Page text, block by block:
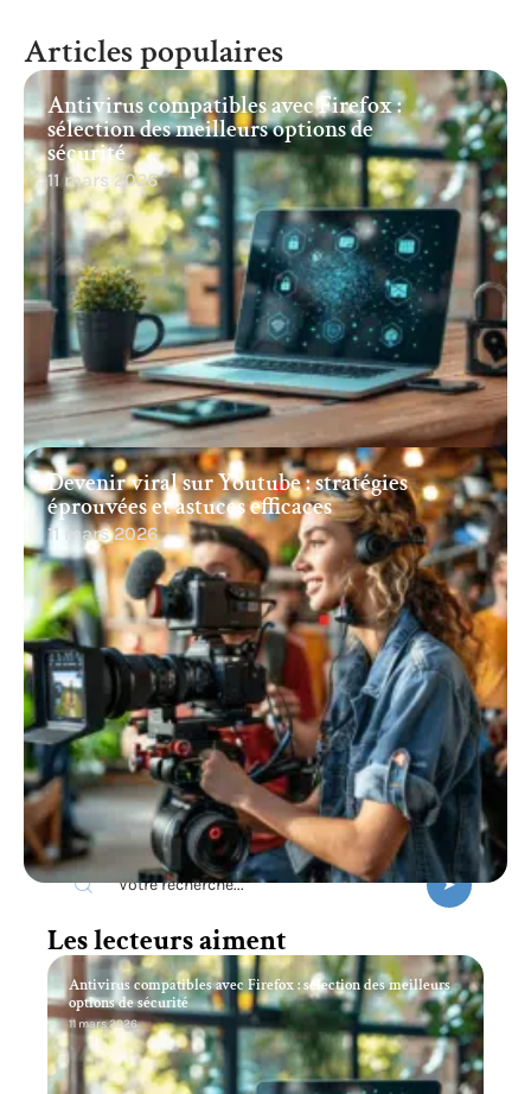
Articles populaires
Antivirus compatibles avec Firefox :
sélection des meilleurs options de
sécurité
11 mars 2026
Devenir viral sur Youtube : stratégies
éprouvées et astuces efficaces
11 mars 2026
Recherche
Les lecteurs aiment
Antivirus compatibles avec Firefox : sélection des meilleurs
options de sécurité
11 mars 2026